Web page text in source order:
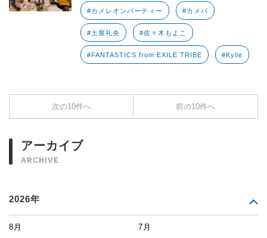
#カメレオンパーティー #カメパ
#土屋礼央 #佐々木もよこ
#FANTASTICS from EXILE TRIBE #Kylie
次の10件へ 前の10件へ
アーカイブ
ARCHIVE
2026年
8月 7月